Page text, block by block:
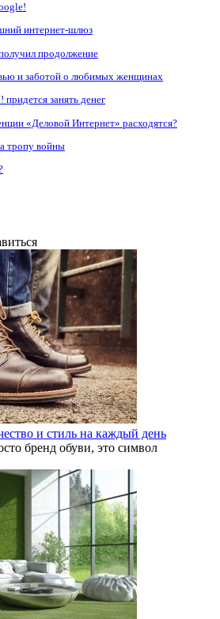
интернет-шлюз
продолжение
и заботой о любимых женщинах
занять денег
«Деловой Интернет» расходятся?
тропу войны
и стиль на каждый день
бренд обуви, это символ